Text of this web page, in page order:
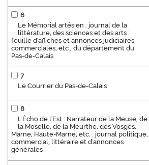
6
Le Mémorial artésien : journal de la
littérature, des sciences et des arts :
feuille d'affiches et annonces judiciaires,
commerciales, etc., du département du
Pas-de-Calais
7
Le Courrier du Pas-de-Calais
8
L'Écho de l'Est : Narrateur de la Meuse, de
la Moselle, de la Meurthe, des Vosges,
Marne, Haute-Marne, etc. : journal politique,
commercial, littéraire et d'annonces
générales